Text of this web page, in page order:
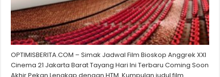
OPTIMISBERITA.COM – Simak Jadwal Film Bioskop Anggrek XXI
Cinema 21 Jakarta Barat Tayang Hari Ini Terbaru Coming Soon